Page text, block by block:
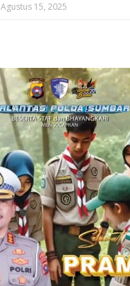
Agustus 15, 2025